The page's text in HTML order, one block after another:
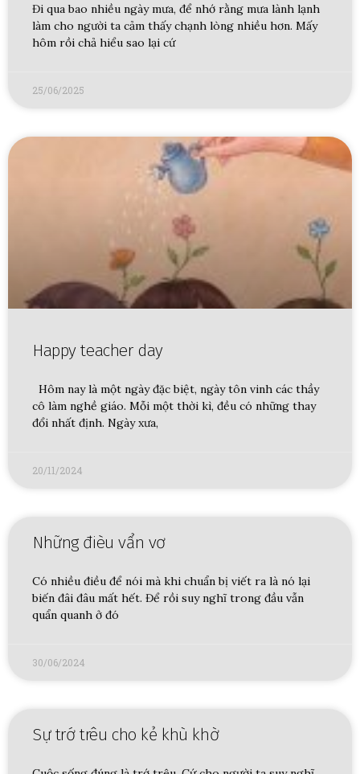
Đi qua bao nhiều ngày mưa, để nhớ rằng mưa lành lạnh
làm cho người ta cảm thấy chạnh lòng nhiều hơn. Mấy
hôm rồi chả hiểu sao lại cứ
25/06/2025
Happy teacher day
Hôm nay là một ngày đặc biệt, ngày tôn vinh các thầy
cô làm nghề giáo. Mỗi một thời kì, đều có những thay
đổi nhất định. Ngày xưa,
20/11/2024
Những đièu vẩn vơ
Có nhiều điều để nói mà khi chuẩn bị viết ra là nó lại
biến đâi đâu mất hết. Để rồi suy nghĩ trong đầu vẫn
quẩn quanh ở đó
30/06/2024
Sự trớ trêu cho kẻ khù khờ